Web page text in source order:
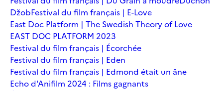
DžobFestival du film français | E-Love
East Doc Platform | The Swedish Theory of Love
EAST DOC PLATFORM 2023
Festival du film français | Écorchée
Festival du film français | Eden
Festival du film français | Edmond était un âne
Echo d'Anifilm 2024 : Films gagnants